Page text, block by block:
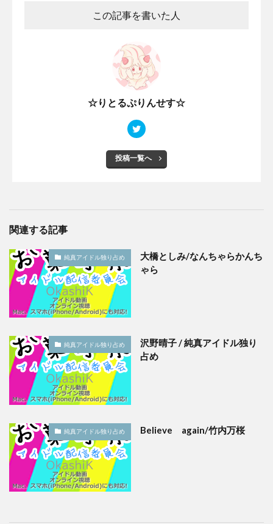
この記事を書いた人
☆りとるぷりんせす☆
投稿一覧へ
関連する記事
純真アイドル独り占め
大橋としみ/なんちゃらかんち
ゃら
純真アイドル独り占め
沢野晴子 / 純真アイドル独り
占め
純真アイドル独り占め Believe again/竹内万桜